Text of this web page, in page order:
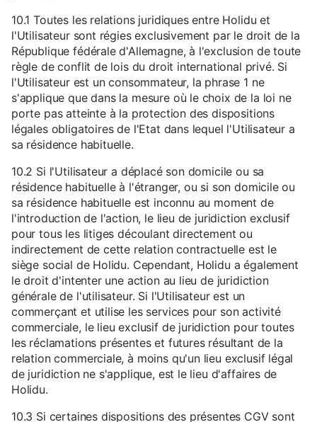
10.1 Toutes les relations juridiques entre Holidu et
l'Utilisateur sont régies exclusivement par le droit de la
République fédérale d'Allemagne, à l'exclusion de toute
règle de conflit de lois du droit international privé. Si
l'Utilisateur est un consommateur, la phrase 1 ne
s'applique que dans la mesure où le choix de la loi ne
porte pas atteinte à la protection des dispositions
légales obligatoires de l'Etat dans lequel l'Utilisateur a
sa résidence habituelle.
10.2 Si l'Utilisateur a déplacé son domicile ou sa
résidence habituelle à l'étranger, ou si son domicile ou
sa résidence habituelle est inconnu au moment de
l'introduction de l'action, le lieu de juridiction exclusif
pour tous les litiges découlant directement ou
indirectement de cette relation contractuelle est le
siège social de Holidu. Cependant, Holidu a également
le droit d'intenter une action au lieu de juridiction
générale de l'utilisateur. Si l'Utilisateur est un
commerçant et utilise les services pour son activité
commerciale, le lieu exclusif de juridiction pour toutes
les réclamations présentes et futures résultant de la
relation commerciale, à moins qu'un lieu exclusif légal
de juridiction ne s'applique, est le lieu d'affaires de
Holidu.
10.3 Si certaines dispositions des présentes CGV sont